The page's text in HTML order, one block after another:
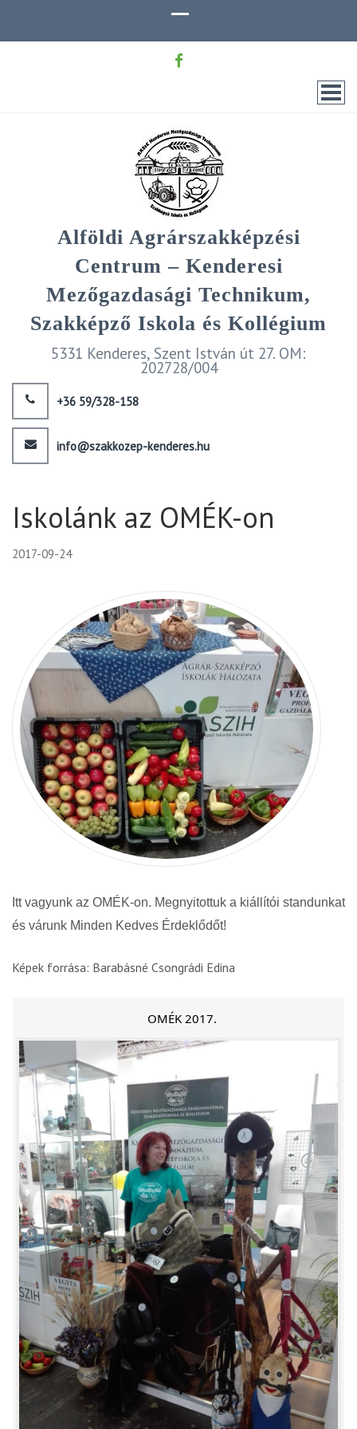
Alföldi Agrárszakképzési
Centrum – Kenderesi
Mezőgazdasági Technikum,
Szakképző Iskola és Kollégium
5331 Kenderes, Szent István út 27. OM:
202728/004
+36 59/328-158
info@szakkozep-kenderes.hu
Iskolánk az OMÉK-on
2017-09-24
Itt vagyunk az OMÉK-on. Megnyitottuk a kiállítói standunkat
és várunk Minden Kedves Érdeklődőt!
Képek forrása: Barabásné Csongrádi Edina
OMÉK 2017.